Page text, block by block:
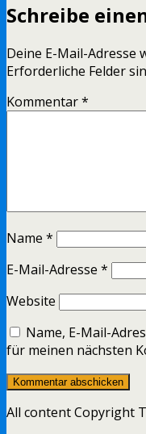
Schreibe
Deine E-Mail-Adresse
Erforderliche Felder
Kommentar*
Name *
E-Mail-Adresse *
Website
Name, E-Mail-
für meinen nächsten
All content Copyright